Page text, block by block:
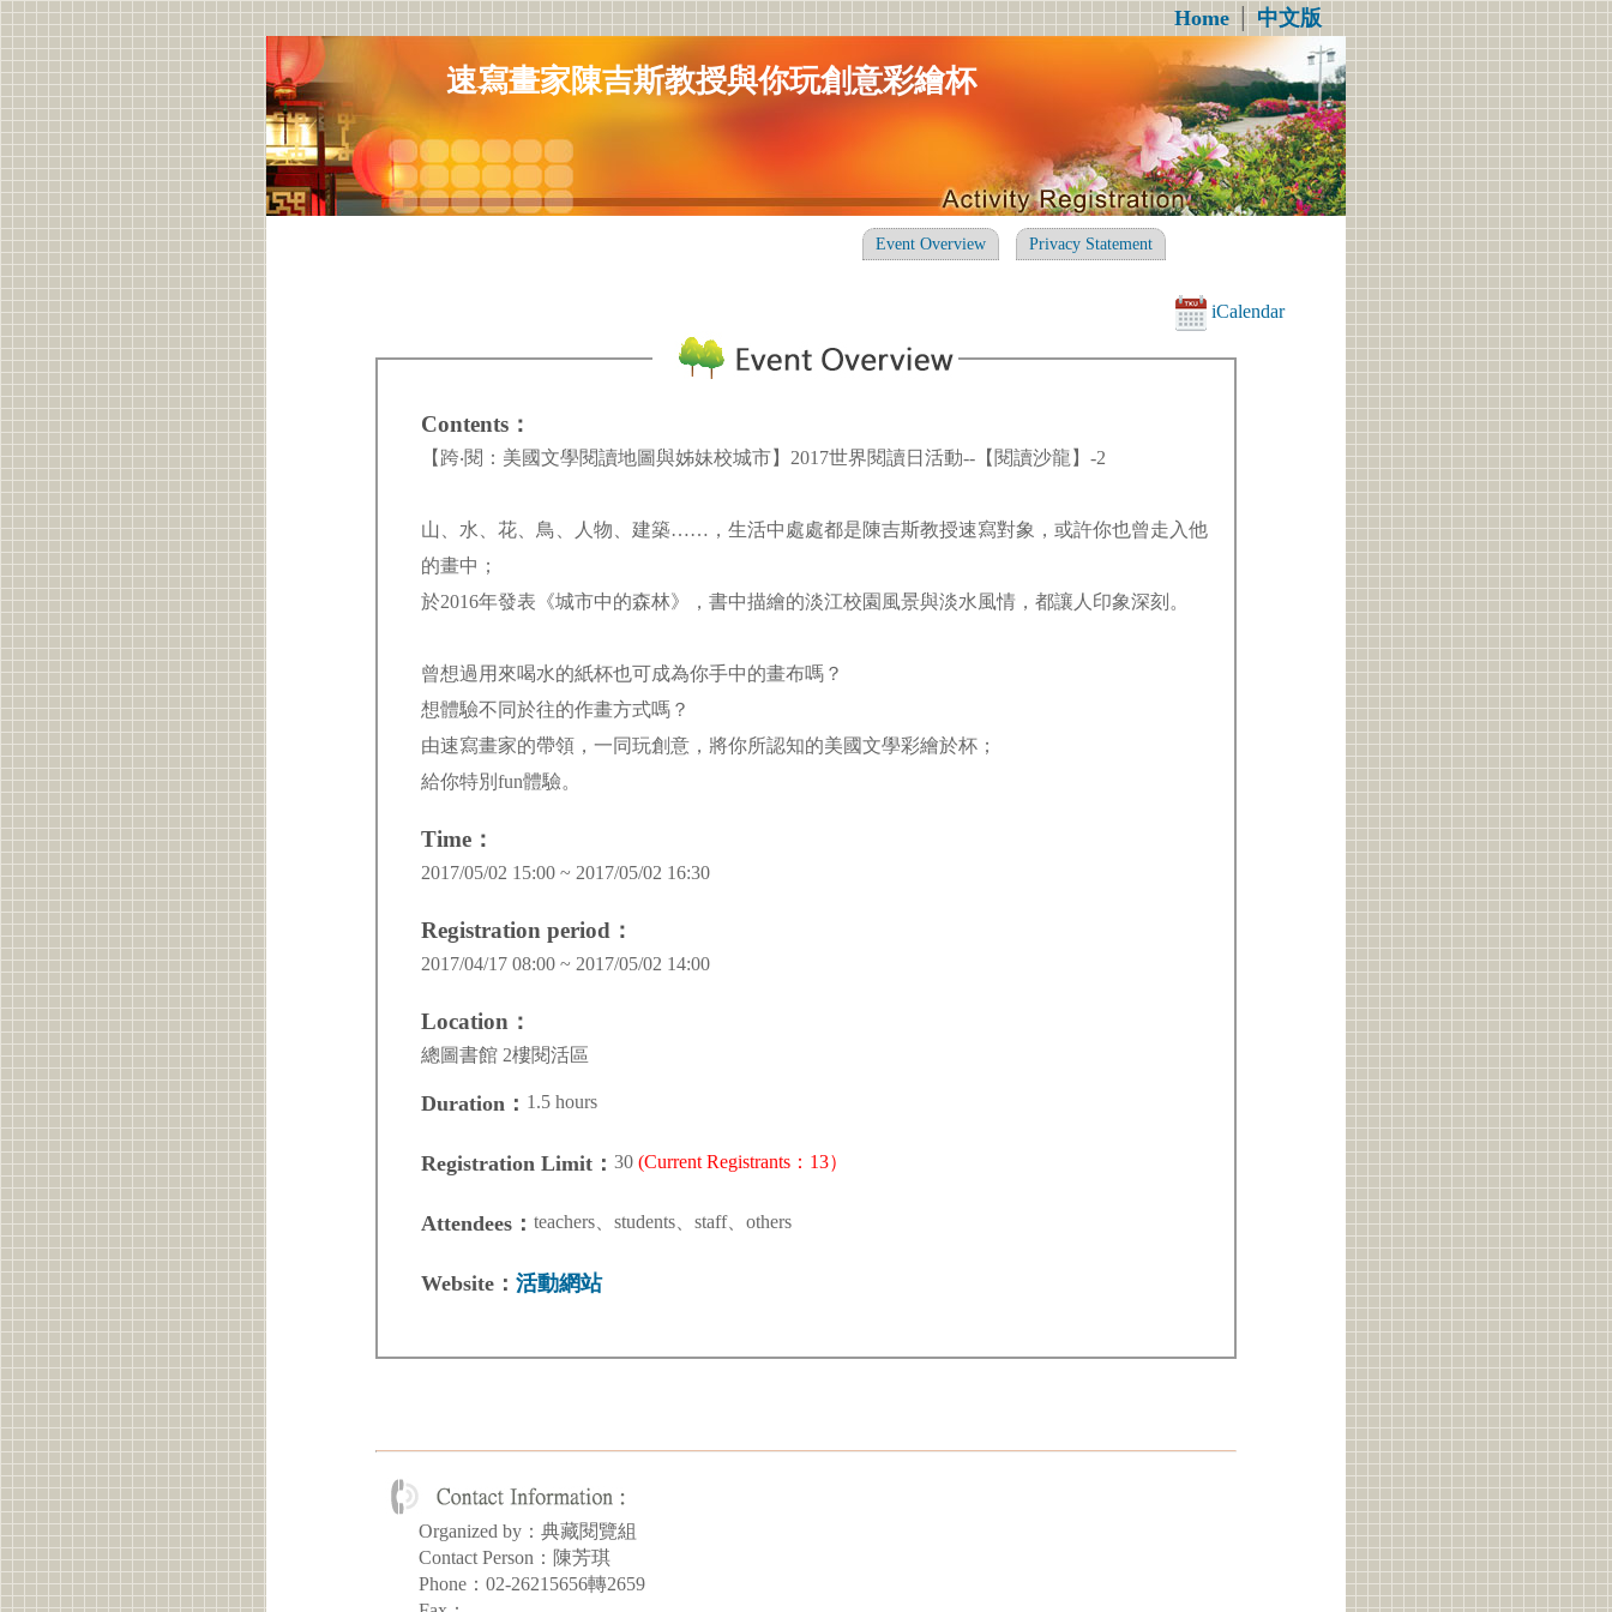
Home│中文版
速寫畫家陳吉斯教授與你玩創意彩繪杯
Event Overview Privacy Statement
iCalendar
Contents：
【跨‧閱：美國文學閱讀地圖與姊妹校城市】2017世界閱讀日活動--【閱讀沙龍】-2
山、水、花、鳥、人物、建築……，生活中處處都是陳吉斯教授速寫對象，或許你也曾走入他
的畫中；
於2016年發表《城市中的森林》，書中描繪的淡江校園風景與淡水風情，都讓人印象深刻。
曾想過用來喝水的紙杯也可成為你手中的畫布嗎？
想體驗不同於往的作畫方式嗎？
由速寫畫家的帶領，一同玩創意，將你所認知的美國文學彩繪於杯；
給你特別fun體驗。
Time：
2017/05/02 15:00 ~ 2017/05/02 16:30
Registration period：
2017/04/17 08:00 ~ 2017/05/02 14:00
Location：
總圖書館 2樓閱活區
Duration： 1.5 hours
Registration Limit： 30 (Current Registrants：13）
Attendees： teachers、students、staff、others
Website： 活動網站
Organized by：典藏閱覽組
Contact Person：陳芳琪
Phone：02-26215656轉2659